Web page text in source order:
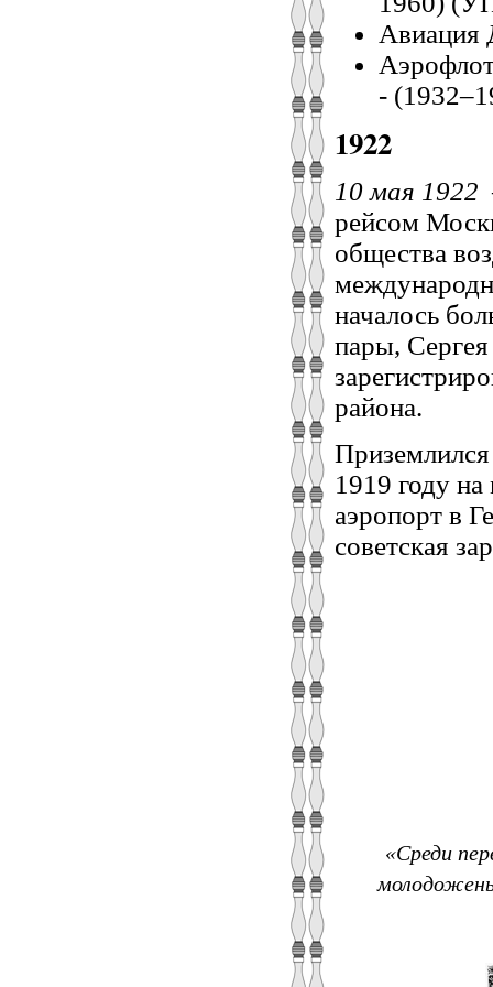
Авиация
-
1922
10 мая 1922
рейсом
общества
началось
пары,
района.
1919 году
аэропорт в
советская
«Среди